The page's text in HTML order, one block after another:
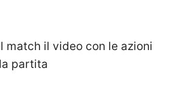
match il video con le azioni
partita